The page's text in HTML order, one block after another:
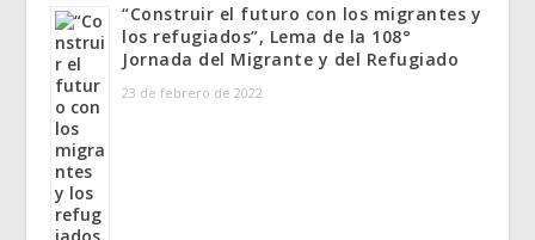
“Construir el futuro con los migrantes y
los refugiados”, Lema de la 108°
Jornada del Migrante y del Refugiado
23 de febrero de 2022